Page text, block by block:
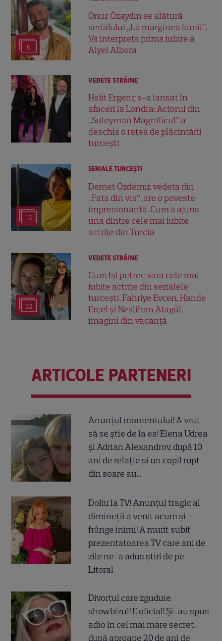
6
Onur Özaydın se alătură
serialului „La marginea lumii”.
Va interpreta prima iubire a
Alyei Albora
VEDETE STRĂINE
Halit Ergenç s-a lansat în
afaceri la Londra: Actorul din
„Suleyman Magnificul” a
deschis o rețea de plăcintării
turcești
12
SERIALE TURCEŞTI
Demet Özdemir, vedeta din
„Fata din vis”, are o poveste
impresionantă. Cum a ajuns
una dintre cele mai iubite
actrițe din Turcia
32
VEDETE STRĂINE
Cum își petrec vara cele mai
iubite actrițe din serialele
turcești. Fahriye Evcen, Hande
Erçel și Neslihan Atagül,
imagini din vacanță
ARTICOLE PARTENERI
Anunțul momentului! A vrut
să se știe de la ea! Elena Udrea
și Adrian Alexandrov, după 10
ani de relație și un copil rupt
din soare au...
Doliu la TV! Anunțul tragic al
dimineții a venit acum și
frânge inimi! A murit subit
prezentatoarea TV care ani de
zile ne-a adus știri de pe
Litoral
Divorțul care zguduie
showbizul! E oficial! Și-au spus
adio în cel mai mare secret,
după aproape 20 de ani de